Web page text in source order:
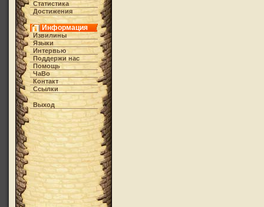
Статистика
Достижения
Информация
Извилины
Языки
Интервью
Поддержи нас
Помощь
ЧаВо
Контакт
Ссылки
Выход